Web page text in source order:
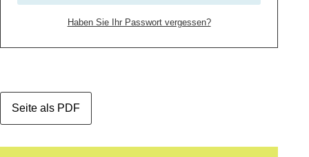
Haben Sie Ihr Passwort vergessen?
Seite als PDF